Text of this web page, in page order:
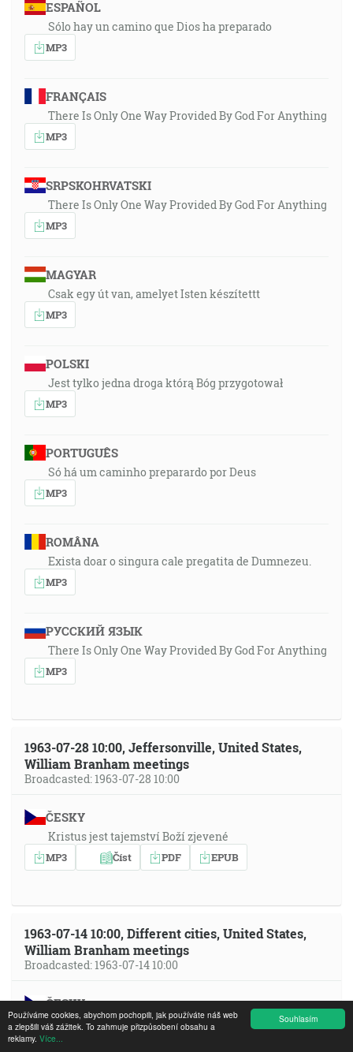
Souhlasím
Používáme cookies, abychom pochopili, jak používáte náš web
a zlepšili váš zážitek. To zahrnuje přizpůsobení obsahu a
reklamy. Více...
ESPAÑOL
Sólo hay un camino que Dios ha preparado
MP3
FRANÇAIS
There Is Only One Way Provided By God For Anything
MP3
SRPSKOHRVATSKI
There Is Only One Way Provided By God For Anything
MP3
MAGYAR
Csak egy út van, amelyet Isten készítettt
MP3
POLSKI
Jest tylko jedna droga którą Bóg przygotował
MP3
PORTUGUÊS
Só há um caminho preparardo por Deus
MP3
ROMÂNA
Exista doar o singura cale pregatita de Dumnezeu.
MP3
РУССКИЙ ЯЗЫК
There Is Only One Way Provided By God For Anything
MP3
1963-07-28 10:00, Jeffersonville, United States,
William Branham meetings
Broadcasted: 1963-07-28 10:00
ČESKY
Kristus jest tajemství Boží zjevené
MP3 Číst PDF EPUB
1963-07-14 10:00, Different cities, United States,
William Branham meetings
Broadcasted: 1963-07-14 10:00
ČESKY
Proč křičet? Mluv!
MP3